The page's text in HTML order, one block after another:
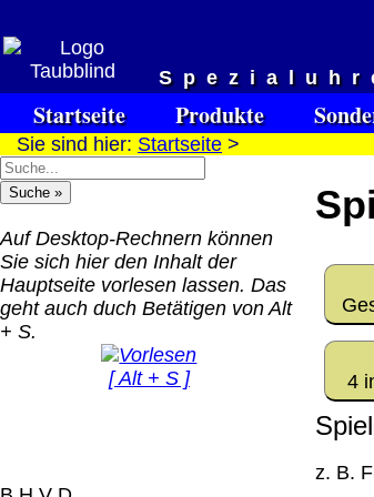
Startseite Produkte
Sie sind hier: Startseite >
Auf Desktop-Rechnern können
Sie sich hier den Inhalt der
Hauptseite vorlesen lassen. Das
geht auch duch Betätigen von Alt
+ S.
[ Alt + S ]
4
z. B.
QR Code:
bis 5kg
6.95 €
EU (inkl.
EU (inkl.
PayPal:
Der Versand
versichertes
oder